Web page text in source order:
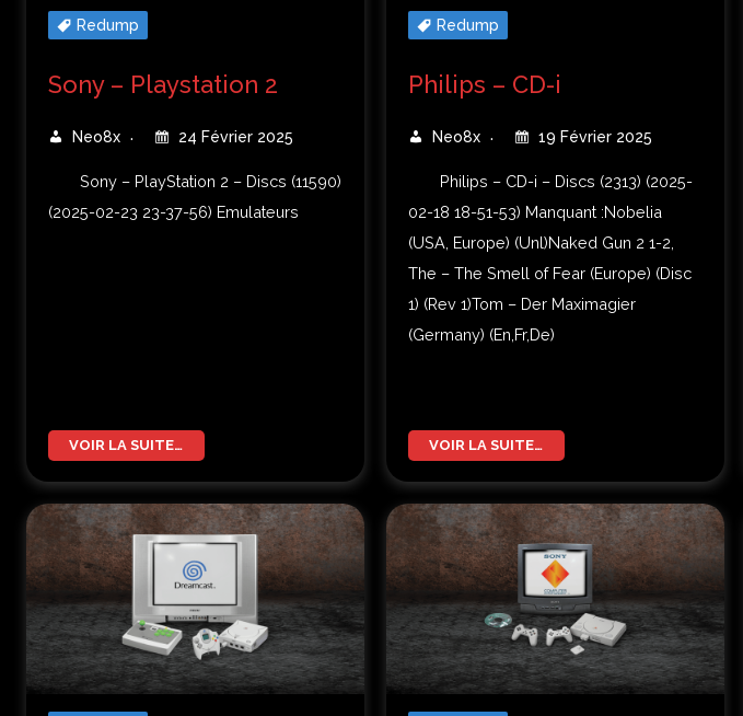
Redump
Sony – Playstation 2
Neo8x 24 Février 2025
Sony – PlayStation 2 – Discs (11590)
(2025-02-23 23-37-56) Emulateurs
VOIR LA SUITE…
Redump
Philips – CD-i
Neo8x 19 Février 2025
Philips – CD-i – Discs (2313) (2025-
02-18 18-51-53) Manquant :Nobelia
(USA, Europe) (Unl)Naked Gun 2 1-2,
The – The Smell of Fear (Europe) (Disc
1) (Rev 1)Tom – Der Maximagier
(Germany) (En,Fr,De)
VOIR LA SUITE…